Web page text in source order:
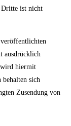
Dritte ist nicht
ausdrücklich
wird hiermit
sich
Zusendung von